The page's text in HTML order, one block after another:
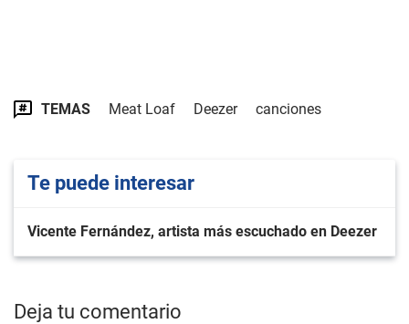
TEMAS Meat Loaf Deezer canciones
Te puede interesar
Vicente Fernández, artista más escuchado en Deezer
Deja tu comentario